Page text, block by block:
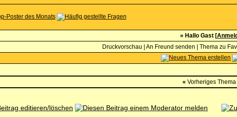
» Hallo Gast [
Druckvorschau An Freund senden
Thema zu
« Vorheriges Thema